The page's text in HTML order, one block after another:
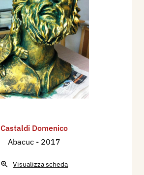
Castaldi Domenico
Abacuc - 2017
Visualizza scheda